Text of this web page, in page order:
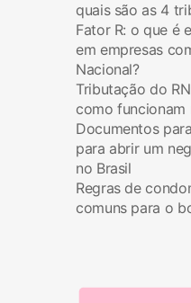
quais são as 4
Fator R: o que é
em empresas
Nacional?
Tributação do
como funcionam
Documentos
para abrir um
no Brasil
Regras de
comuns para o